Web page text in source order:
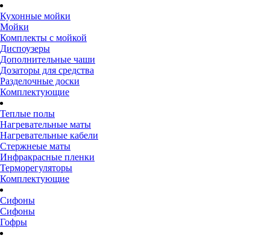
Кухонные мойки
Мойки
Комплекты с мойкой
Диспоузеры
Дополнительные чаши
Дозаторы для средства
Разделочные доски
Комплектующие
Теплые полы
Нагревательные маты
Нагревательные кабели
Стержнеые маты
Инфракрасные пленки
Терморегуляторы
Комплектующие
Сифоны
Сифоны
Гофры